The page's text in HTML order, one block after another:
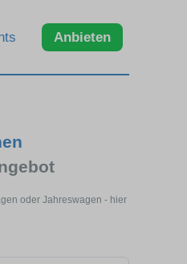
Anbieten
oder Jahreswagen - hier